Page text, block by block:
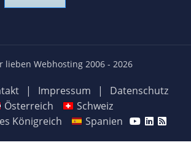
lieben Webhosting 2006 - 2026
| Impressum |
Datenschutz
Österreich
Schweiz
Königreich
Spanien